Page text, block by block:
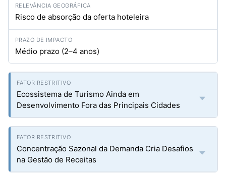
Risco de absorção da oferta hoteleira
Médio prazo (2–4 anos)
Ecossistema de Turismo Ainda em
Desenvolvimento Fora das Principais Cidades
Concentração Sazonal da Demanda Cria Desafios
na Gestão de Receitas